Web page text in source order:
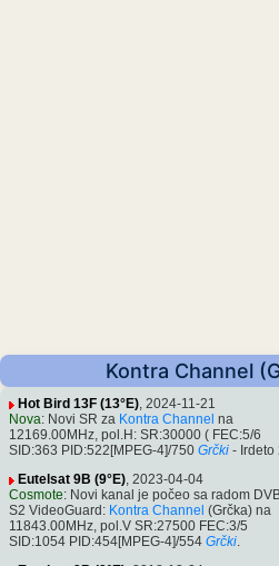
Kontra Channel
Hot Bird 13F (13°E), 2024-11-21
Nova: Novi SR za Kontra Channel na
12169.00MHz, pol.H: SR:30000 ( FEC:5/6
SID:363 PID:522[MPEG-4]/750 Grčki - Irdeto
Eutelsat 9B (9°E), 2023-04-04
Cosmote: Novi kanal je počeo sa radom
S2 VideoGuard: Kontra Channel (Grčka) na
11843.00MHz, pol.V SR:27500 FEC:3/5
SID:1054 PID:454[MPEG-4]/554 Grčki.